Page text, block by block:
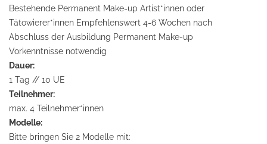
Bestehende Permanent Make-up Artist*innen oder
Tätowierer*innen Empfehlenswert 4-6 Wochen nach
Abschluss der Ausbildung Permanent Make-up
Vorkenntnisse notwendig
Dauer:
1 Tag // 10 UE
Teilnehmer:
max. 4 Teilnehmer*innen
Modelle:
Bitte bringen Sie 2 Modelle mit: